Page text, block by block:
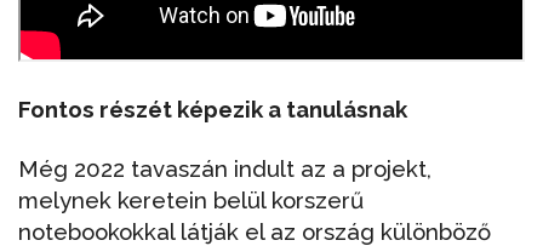
Fontos részét képezik a tanulásnak
Még 2022 tavaszán indult az a projekt,
melynek keretein belül korszerű
notebookokkal látják el az ország különböző